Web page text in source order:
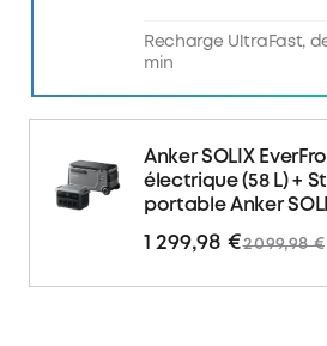
Contrôle de l'énergie avec le
utilisation. Plus besoin de subir
Dans la boîte :
Station
SOLIX C1000 Gen 2, câble de
démarrage rapide, carte de
Recharge UltraFast,
min
Anker SOLIX
électrique (58 L) +
portable Anker
1 299,98 €2 099,98 €